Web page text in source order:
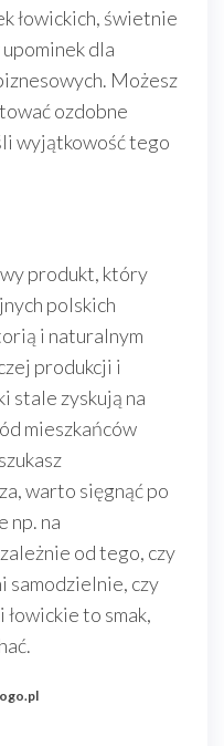
łowickich, świetnie
dla
Możesz
ozdobne
wyjątkowość tego
produkt, który
polskich
i naturalnym
produkcji i
stale zyskują na
mieszkańców
warto sięgnąć po
np. na
od tego, czy
samodzielnie, czy
to smak,